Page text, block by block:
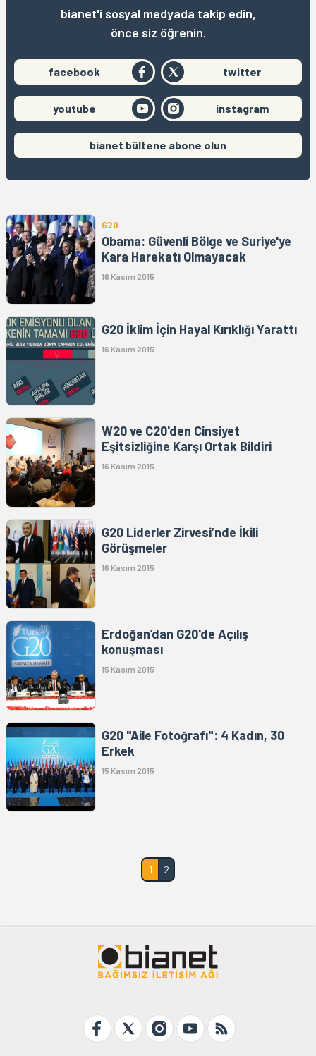
bianet'i sosyal medyada takip edin,
önce siz öğrenin.
facebook twitter
youtube instagram
bianet bültene abone olun
G20
Obama: Güvenli Bölge ve Suriye'ye
Kara Harekatı Olmayacak
16 Kasım 2015
G20 İklim İçin Hayal Kırıklığı Yarattı
16 Kasım 2015
W20 ve C20'den Cinsiyet
Eşitsizliğine Karşı Ortak Bildiri
16 Kasım 2015
G20 Liderler Zirvesi’nde İkili
Görüşmeler
16 Kasım 2015
Erdoğan’dan G20'de Açılış
konuşması
15 Kasım 2015
G20 "Aile Fotoğrafı": 4 Kadın, 30
Erkek
15 Kasım 2015
1 2